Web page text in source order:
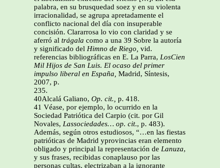
palabra, en su brusquedad soez y en su violenta
irracionalidad, se agrupa apretadamente el
conflicto nacional del día con insuperable
concisión. Clararrosa lo vio con claridad y se
aferró al trágala como a una 39 Sobre la autoría
y significado del Himno de Riego, vid.
referencias bibliográficas en E. La Parra, LosCien
Mil Hijos de San Luis. El ocaso del primer
impulso liberal en España, Madrid, Síntesis,
2007, p.
235.
40Alcalá Galiano, Op. cit., p. 418.
41 Véase, por ejemplo, lo ocurrido en la
Sociedad Patriótica del Carpio (cit. por Gil
Novales, Lassociedades… op. cit., p. 483).
Además, según otros estudiosos, “…en las fiestas
patrióticas de Madrid yprovincias eran elemento
obligado y principal la representación de Lanuza,
y sus frases, recibidas conaplauso por las
personas cultas, electrizaban a la ignorante